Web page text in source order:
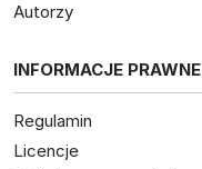
Autorzy
INFORMACJE PRAWNE
Regulamin
Licencje